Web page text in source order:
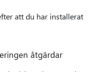
att du har installerat
åtgärdar